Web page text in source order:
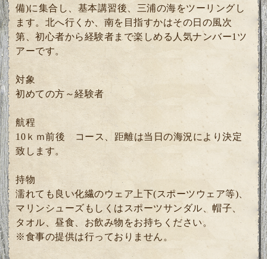
備)に集合し、基本講習後、三浦の海をツーリングし
ます。北へ行くか、南を目指すかはその日の風次
第、初心者から経験者まで楽しめる人気ナンバー1ツ
アーです。
対象
初めての方～経験者
航程
10ｋｍ前後 コース、距離は当日の海況により決定
致します。
持物
濡れても良い化繊のウェア上下(スポーツウェア等)、
マリンシューズもしくはスポーツサンダル、帽子、
タオル、昼食、お飲み物をお持ちください。
※食事の提供は行っておりません。